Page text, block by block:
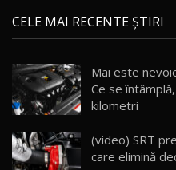
chinez care
/17:27
15 14:37
16
AutoBlogMD
13:10
CELE MAI RECENTE ȘTIRI
Mai este
Ce se
kilometri
(video) SRT
care elimină